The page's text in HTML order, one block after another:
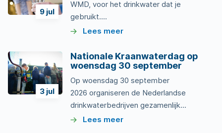
9 jul
WMD, voor het drinkwater dat je
gebruikt....
Lees meer
3 jul
Nationale Kraanwaterdag op
woensdag 30 september
Op woensdag 30 september
2026 organiseren de Nederlandse
drinkwaterbedrijven gezamenlijk...
Lees meer